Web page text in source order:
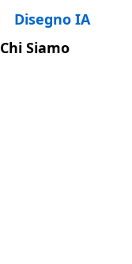
Disegno IA
Chi Siamo